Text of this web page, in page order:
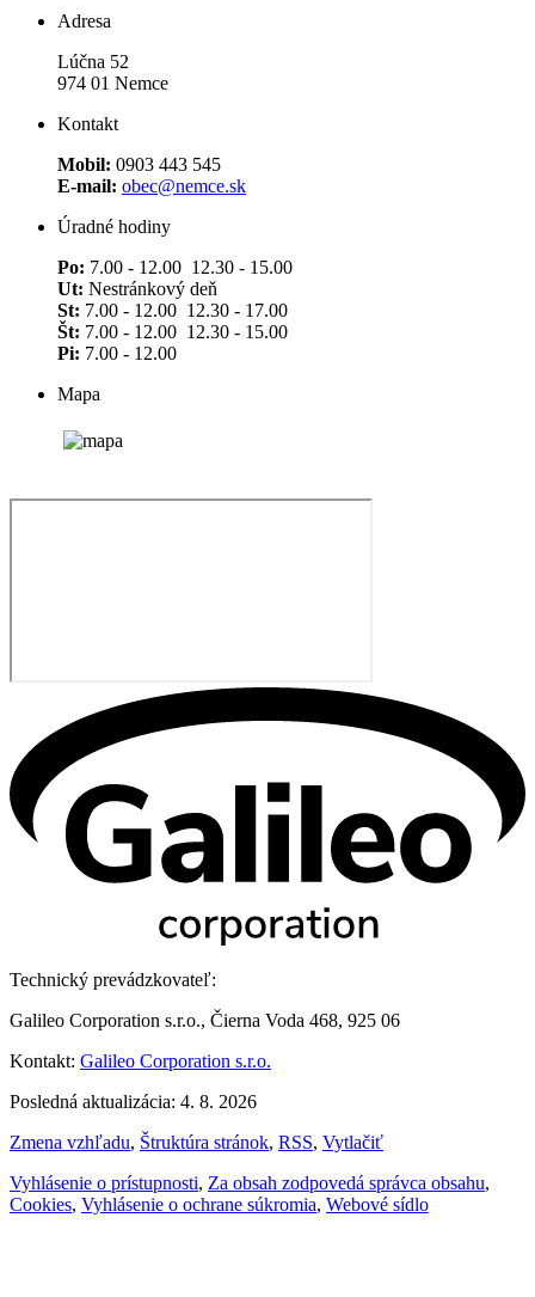
Adresa
Lúčna 52
974 01 Nemce
Kontakt
Mobil: 0903 443 545
E-mail: obec@nemce.sk
Úradné hodiny
Po: 7.00 - 12.00 12.30 - 15.00
Ut: Nestránkový deň
St: 7.00 - 12.00 12.30 - 17.00
Št: 7.00 - 12.00 12.30 - 15.00
Pi: 7.00 - 12.00
Mapa
Technický prevádzkovateľ:
Galileo Corporation s.r.o., Čierna Voda 468, 925 06
Kontakt: Galileo Corporation s.r.o.
Posledná aktualizácia: 4. 8. 2026
Zmena vzhľadu, Štruktúra stránok, RSS, Vytlačiť
Vyhlásenie o prístupnosti, Za obsah zodpovedá správca obsahu,
Cookies, Vyhlásenie o ochrane súkromia, Webové sídlo